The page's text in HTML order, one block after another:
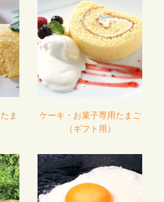
ま
ケーキ・お菓子専用たまご
（ギフト用）